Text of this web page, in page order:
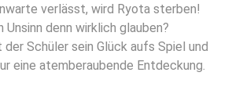
verlässt, wird Ryota sterben!
Unsinn denn wirklich glauben?
Schüler sein Glück aufs Spiel und
eine atemberaubende Entdeckung.